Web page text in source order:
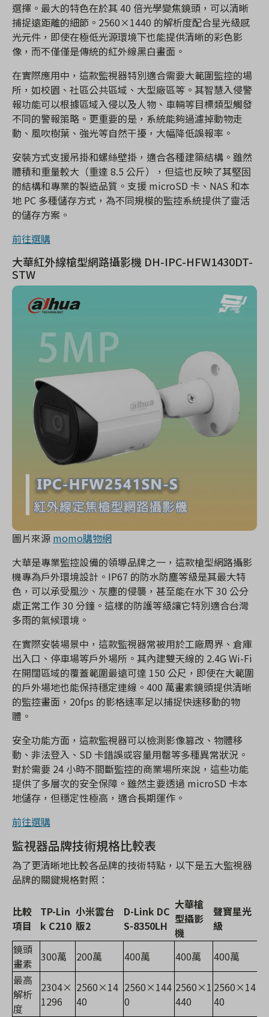
選擇。最大的特色在於其 40 倍光學變焦鏡頭，可以清晰
捕捉遠距離的細節。2560×1440 的解析度配合星光級感
光元件，即使在極低光源環境下也能提供清晰的彩色影
像，而不僅僅是傳統的紅外線黑白畫面。
在實際應用中，這款監視器特別適合需要大範圍監控的場
所，如校園、社區公共區域、大型廠區等。其智慧入侵警
報功能可以根據區域入侵以及人物、車輛等目標類型觸發
不同的警報策略。更重要的是，系統能夠過濾掉動物走
動、風吹樹葉、強光等自然干擾，大幅降低誤報率。
安裝方式支援吊掛和螺絲壁掛，適合各種建築結構。雖然
體積和重量較大（重達 8.5 公斤），但這也反映了其堅固
的結構和專業的製造品質。支援 microSD 卡、NAS 和本
地 PC 多種儲存方式，為不同規模的監控系統提供了靈活
的儲存方案。
前往選購
大華紅外線槍型網路攝影機 DH-IPC-HFW1430DT-
STW
圖片來源 momo購物網
大華是專業監控設備的領導品牌之一，這款槍型網路攝影
機專為戶外環境設計。IP67 的防水防塵等級是其最大特
色，可以承受風沙、灰塵的侵襲，甚至能在水下 30 公分
處正常工作 30 分鐘。這樣的防護等級讓它特別適合台灣
多雨的氣候環境。
在實際安裝場景中，這款監視器常被用於工廠周界、倉庫
出入口、停車場等戶外場所。其內建雙天線的 2.4G Wi-Fi
在開闊區域的覆蓋範圍最遠可達 150 公尺，即使在大範圍
的戶外場地也能保持穩定連線。400 萬畫素鏡頭提供清晰
的監控畫面，20fps 的影格速率足以捕捉快速移動的物
體。
安全功能方面，這款監視器可以檢測影像篡改、物體移
動、非法登入、SD 卡錯誤或容量用罄等多種異常狀況。
對於需要 24 小時不間斷監控的商業場所來說，這些功能
提供了多層次的安全保障。雖然主要透過 microSD 卡本
地儲存，但穩定性極高，適合長期運作。
前往選購
監視器品牌技術規格比較表
為了更清晰地比較各品牌的技術特點，以下是五大監視器
品牌的關鍵規格對照：
比較
項目
TP-Lin
k C210
小米雲台
版2
D-Link DC
S-8350LH
大華槍
型攝影
機
聲寶星光
級
鏡頭
畫素
300萬 200萬 400萬 400萬
400萬
最高
解析
度
2304×
1296
2560×14
40
2560×144
0
2560×1
440
2560×14
40